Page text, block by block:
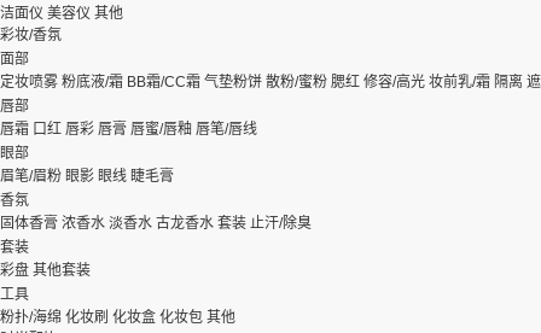
洁面仪 美容仪 其他
彩妆/香氛
面部
定妆喷雾 粉底液/霜 BB霜/CC霜 气垫粉饼 散粉/蜜粉 腮红 修容/高光 妆前乳/霜 隔离
唇部
唇霜 口红 唇彩 唇膏 唇蜜/唇釉 唇笔/唇线
眼部
眉笔/眉粉 眼影 眼线 睫毛膏
香氛
固体香膏 浓香水 淡香水 古龙香水 套装 止汗/除臭
套装
彩盘 其他套装
工具
粉扑/海绵 化妆刷 化妆盒 化妆包 其他